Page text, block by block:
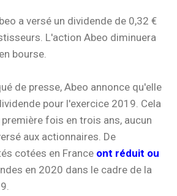
a versé un dividende de 0,32 €
L'action Abeo diminuera
bourse.
de presse, Abeo annonce qu'elle
pour l'exercice 2019. Cela
fois en trois ans, aucun
aux actionnaires. De
cotées en France ont réduit ou
en 2020 dans le cadre de la